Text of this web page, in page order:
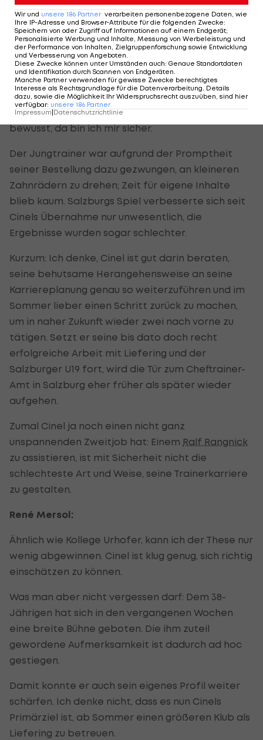
Gleichzeitig schätze ich ihn so ein, dass er, sollte
das Wunder Salzburger Meistertitel tatsächlich
noch eintreten, nicht größenwahnsinnig werden
würde. Cinel hätte weder daran Schuld, wenn die
"Bullen" den Titel verpassen würden, noch wäre er
hauptverantwortlich dafür, wenn sie ihn doch
noch holen würden. Dem wäre er sich auch selbst
bewusst, da bin ich mir sicher.
Der Jungtrainer war aufgrund der Promptheit
seiner Bestellung dazu gezwungen, an kleineren
Zahnrädern zu drehen; Zeit für eigene Inhalte
blieb kaum. Salzburgs Spiel verbesserte sich seit
Cinels Übernahme nur unwesentlich, die
Ergebnisse wurden sogar schlechter.
Kurzum: Ich denke, Cinel ist gut darin beraten,
seine behutsame Herangehensweise an seine
Karriereplanung genau so weiterzuführen und im
Sommer lieber einen Schritt zurück zu machen,
um in naher Zukunft wieder zwei nach vorne zu
tätigen. Setzt er seine bis dato doch recht
erfolgreiche Arbeit mit Liefering und der
Salzburger U19 fort, wird die Tür zum Cheftrainer-
Amt in Salzburg eher früher als später wieder
aufgehen.
Zumal Cinel ja noch einen nicht ganz
unspannenden Zweitjob hat: Einem Ralf Rangnick
zu assistieren, ist mit Sicherheit nicht die
schlechteste Art und Weise, seine Trainerkarriere
zu gestalten.
René Mersol:
Ähnlich wie Kollege Urhofer, kann ich der These nur
wenig abgewinnen. Cinel ist klug genug, sich richtig
einschätzen zu können.
Was man aber nicht vergessen darf: Dem 38-
Jährigen hat sich in den vergangenen Wochen
eine breite Bühne geboten. Die ihm zuteil
gewordene Aufmerksamkeit ist dadurch ad hoc
gestiegen.
Damit konnte er auch sein eigenes Profil weiter
schärfen. Ich denke nicht, dass es nun Cinels
Primärziel ist, ab Sommer einen größeren Klub als
Liefering zu betreuen.
Wir und unsere 186 Partner verarbeiten personenbezogene Daten, wie
Ihre IP-Adresse und Browser-Attribute für die folgenden Zwecke:
Speichern von oder Zugriff auf Informationen auf einem Endgerät;
Personalisierte Werbung und Inhalte, Messung von Werbeleistung und
der Performance von Inhalten, Zielgruppenforschung sowie Entwicklung
und Verbesserung von Angeboten
Diese Zwecke können unter Umständen auch: Genaue Standortdaten
und Identifikation durch Scannen von Endgeräten
Manche Partner verwenden für gewisse Zwecke berechtigtes
Interesse als Rechtsgrundlage für die Datenverarbeitung. Details
dazu, sowie die Möglichkeit Ihr Widerspruchsrecht auszuüben, sind hier
verfügbar: unsere 186 Partner
Impressum|Datenschutzrichtlinie